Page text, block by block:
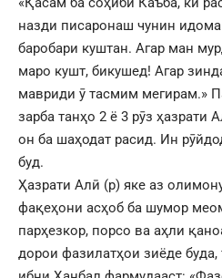
назди писаронаш чунин
баробари куштан. Агар ман
маро кушт, бикушед! Агар
мавриди ӯ тасмим мегирам.»
зарба танҳо 2 ё 3 рӯз ҳазрати
он ба шаҳодат расид. Ин
буд.
Ҳазрати Алӣ (р) яке аз
фақеҳони асҳоб ба шумор
парҳезкор, порсо ва аҳли
дорои фазилатҳои зиёде